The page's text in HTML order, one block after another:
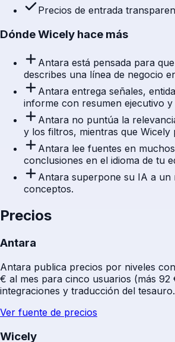
Precios de entrada
Dónde Wicely hace más
Antara está pensada para
describes una línea de negocio
Antara entrega señales,
informe con resumen ejecutivo
Antara no puntúa la
y los filtros, mientras que Wicely
Antara lee fuentes en
conclusiones en el idioma de tu
Antara superpone su IA a un
conceptos.
Precios
Antara
Antara publica precios por niveles
€ al mes para cinco usuarios (más 92
integraciones y traducción del tesauro.
Ver fuente de precios
Wicely